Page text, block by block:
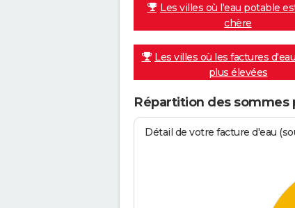
Les villes où l'eau potable
chère
Les villes où les factures
plus élevées
Répartition des sommes
Détail de votre facture d'eau